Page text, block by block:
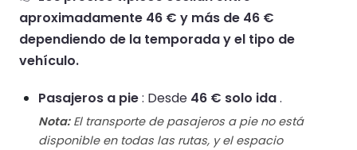
aproximadamente 46 € y más de 46 €
dependiendo de la temporada y el tipo de
vehículo.
Pasajeros a pie: Desde 46 € solo ida.
Nota:El transporte de pasajeros a pie no está
disponible en todas las rutas, y el espacio